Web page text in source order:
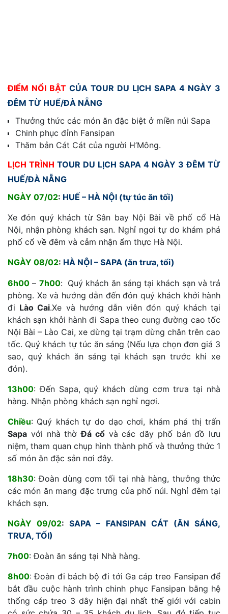
ĐIỂM NỔI BẬT CỦA TOUR DU LỊCH SAPA 4 NGÀY 3
ĐÊM TỪ HUẾ/ĐÀ NẴNG
Thưởng thức các món ăn đặc biệt ở miền núi Sapa
Chinh phục đỉnh Fansipan
Thăm bản Cát Cát của người H’Mông.
LỊCH TRÌNH TOUR DU LỊCH SAPA 4 NGÀY 3 ĐÊM TỪ
HUẾ/ĐÀ NẴNG
NGÀY 07/02: HUẾ – HÀ NỘI (tự túc ăn tối)
Xe đón quý khách từ Sân bay Nội Bài về phố cổ Hà
Nội, nhận phòng khách sạn. Nghỉ ngơi tự do khám phá
phố cổ về đêm và cảm nhận ẩm thực Hà Nội.
NGÀY 08/02: HÀ NỘI – SAPA (ăn trưa, tối)
6h00 – 7h00: Quý khách ăn sáng tại khách sạn và trả
phòng. Xe và hướng dẫn đến đón quý khách khởi hành
đi Lào Cai.Xe và hướng dẫn viên đón quý khách tại
khách sạn khởi hành đi Sapa theo cung đường cao tốc
Nội Bài – Lào Cai, xe dừng tại trạm dừng chân trên cao
tốc. Quý khách tự túc ăn sáng (Nếu lựa chọn đơn giá 3
sao, quý khách ăn sáng tại khách sạn trước khi xe
đón).
13h00: Đến Sapa, quý khách dùng cơm trưa tại nhà
hàng. Nhận phòng khách sạn nghỉ ngơi.
Chiều: Quý khách tự do dạo chơi, khám phá thị trấn
Sapa với nhà thờĐá cổvà các dãy phố bán đồ lưu
niệm, tham quan chụp hình thành phố và thưởng thức 1
số món ăn đặc sản nơi đây.
18h30: Đoàn dùng cơm tối tại nhà hàng, thưởng thức
các món ăn mang đặc trưng của phố núi. Nghỉ đêm tại
khách sạn.
NGÀY 09/02:SAPA – FANSIPAN CÁT (ĂN SÁNG,
TRƯA, TỐI)
7h00: Đoàn ăn sáng tại Nhà hàng.
8h00: Đoàn đi bách bộ đi tới Ga cáp treo Fansipan để
bắt đầu cuộc hành trình chinh phục Fansipan bằng hệ
thống cáp treo 3 dây hiện đại nhất thế giới với cabin